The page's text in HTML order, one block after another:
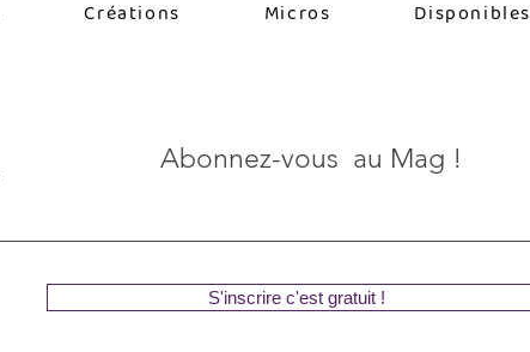
Créations Micros Disponibles
Abonnez-vous au Mag !
S'inscrire c'est gratuit !